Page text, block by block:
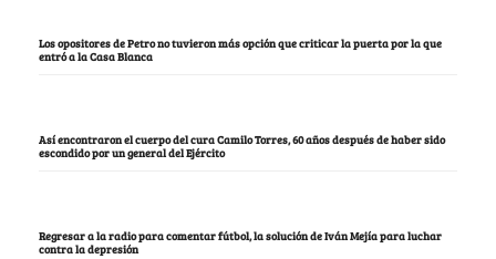
Los opositores de Petro no tuvieron más opción que criticar la puerta por la que
entró a la Casa Blanca
Así encontraron el cuerpo del cura Camilo Torres, 60 años después de haber sido
escondido por un general del Ejército
Regresar a la radio para comentar fútbol, la solución de Iván Mejía para luchar
contra la depresión